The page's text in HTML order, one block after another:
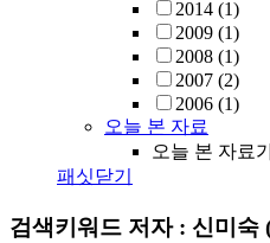
2014 (1)
2009 (1)
2008 (1)
2007 (2)
2006 (1)
오늘 본 자료
오늘 본 자료
패싯닫기
검색키워드 저자 : 신미숙